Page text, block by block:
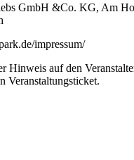
GmbH &Co. KG, Am
impressum/
Hinweis auf den
Veranstaltungsticket.